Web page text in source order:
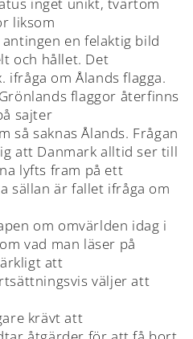
liksom
en felaktig bild
och hållet. Det
ifråga om Ålands flagga.
flaggor återfinns
sajter
så saknas Ålands. Frågan
att Danmark alltid ser till
lyfts fram på ett
sällan är fallet ifråga om
om omvärlden idag i
vad man läser på
att
väljer att
krävt att